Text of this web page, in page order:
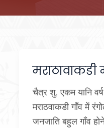
मराठावाकडी
चैत्र शु. एकम यानि वर्ष
मराठवाकडी गाँव में
जनजाति बहुल गाँव